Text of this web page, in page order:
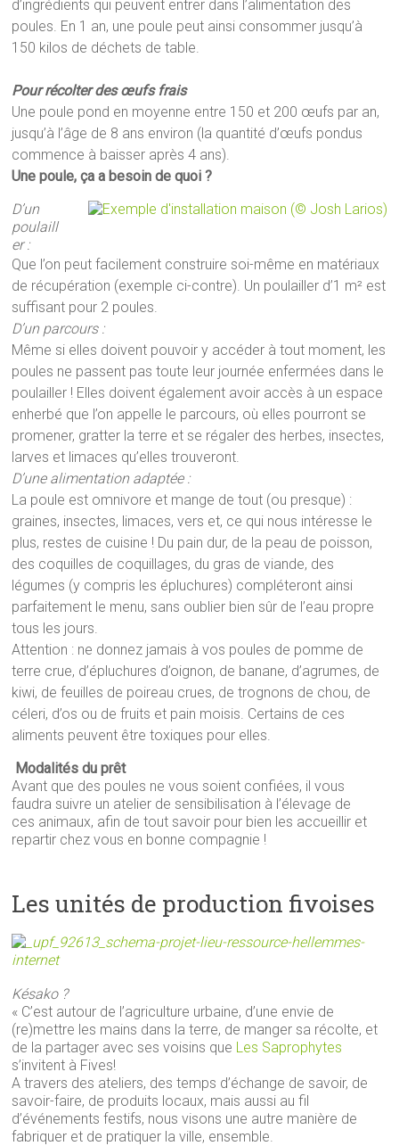
d’ingrédients qui peuvent entrer dans l’alimentation des
poules. En 1 an, une poule peut ainsi consommer jusqu’à
150 kilos de déchets de table.
Pour récolter des œufs frais
Une poule pond en moyenne entre 150 et 200 œufs par an,
jusqu’à l’âge de 8 ans environ (la quantité d’œufs pondus
commence à baisser après 4 ans).
Une poule, ça a besoin de quoi ?
D’un
poulaill
er :
Que l’on peut facilement construire soi-même en matériaux
de récupération (exemple ci-contre). Un poulailler d’1 m² est
suffisant pour 2 poules.
D’un parcours :
Même si elles doivent pouvoir y accéder à tout moment, les
poules ne passent pas toute leur journée enfermées dans le
poulailler ! Elles doivent également avoir accès à un espace
enherbé que l’on appelle le parcours, où elles pourront se
promener, gratter la terre et se régaler des herbes, insectes,
larves et limaces qu’elles trouveront.
D’une alimentation adaptée :
La poule est omnivore et mange de tout (ou presque) :
graines, insectes, limaces, vers et, ce qui nous intéresse le
plus, restes de cuisine ! Du pain dur, de la peau de poisson,
des coquilles de coquillages, du gras de viande, des
légumes (y compris les épluchures) compléteront ainsi
parfaitement le menu, sans oublier bien sûr de l’eau propre
tous les jours.
Attention : ne donnez jamais à vos poules de pomme de
terre crue, d’épluchures d’oignon, de banane, d’agrumes, de
kiwi, de feuilles de poireau crues, de trognons de chou, de
céleri, d’os ou de fruits et pain moisis. Certains de ces
aliments peuvent être toxiques pour elles.
Modalités du prêt
Avant que des poules ne vous soient confiées, il vous
faudra suivre un atelier de sensibilisation à l’élevage de
ces animaux, afin de tout savoir pour bien les accueillir et
repartir chez vous en bonne compagnie !
Les unités de production fivoises
Késako ?
« C’est autour de l’agriculture urbaine, d’une envie de
(re)mettre les mains dans la terre, de manger sa récolte, et
de la partager avec ses voisins que Les Saprophytes
s’invitent à Fives!
A travers des ateliers, des temps d’échange de savoir, de
savoir-faire, de produits locaux, mais aussi au fil
d’événements festifs, nous visons une autre manière de
fabriquer et de pratiquer la ville, ensemble.